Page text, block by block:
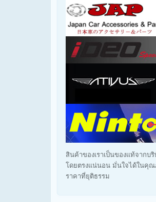
สินค้าของเราเป็นของแท้จากบ
โดยตรงแน่นอน มั่นใจได้ในคุ
ราคาที่ยุติธรรม